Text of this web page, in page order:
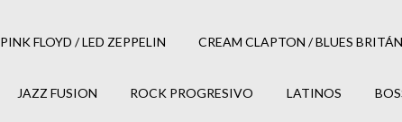
PINK FLOYD / LED ZEPPELIN CREAM CLAPTON / BLUES
JAZZ FUSION ROCK PROGRESIVO LATINOS